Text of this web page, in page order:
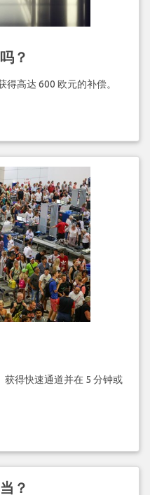
？
高达 600 欧元的补偿。
获得快速通道并在 5 分钟或
？